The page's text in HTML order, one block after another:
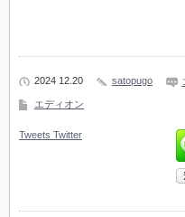
2024 12.20 satopugo
エディオン
Tweets Twitter